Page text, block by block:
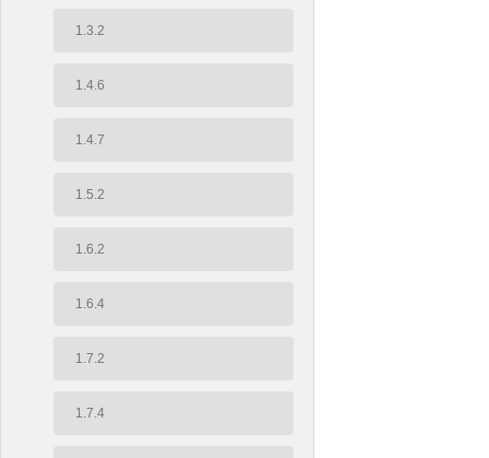
1.3.2
1.4.6
1.4.7
1.5.2
1.6.2
1.6.4
1.7.2
1.7.4